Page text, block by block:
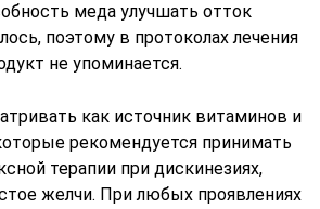
меда улучшать отток
поэтому в протоколах лечения
не упоминается.
как источник витаминов и
рекомендуется принимать
терапии при дискинезиях,
желчи. При любых проявлениях